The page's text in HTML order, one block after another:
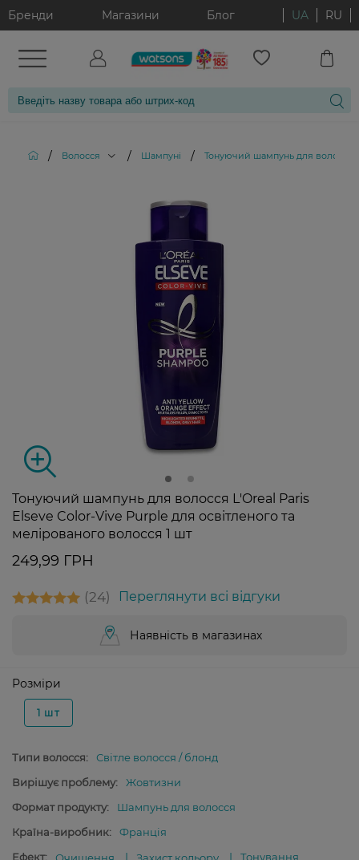
Бренди Магазини Блог UA RU
/ Волосся / Шампуні / Тонуючий шампунь для волосся
Тонуючий шампунь для волосся L'Oreal Paris
Elseve Color-Vive Purple для освітленого та
мелірованого волосся 1 шт
249,99 ГРН
24 Переглянути всі відгуки
Наявність в магазинах
Розміри
1 шт
Типи волосся:
Світле волосся / блонд
Вирішує проблему:
Жовтизни
Формат продукту:
Шампунь для волосся
Країна-виробник:
Франція
Ефект:
Тонування